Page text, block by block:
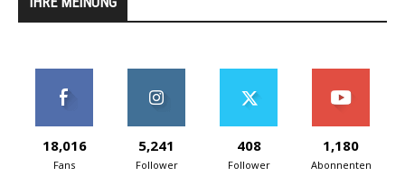
18,016
Fans
5,241
Follower
408
Follower
1,180
Abonnenten